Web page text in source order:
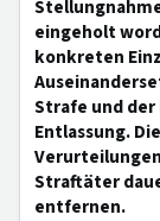
eingeholt
konkreten
Strafe und
Entlassung.
Straftäter
entfernen.